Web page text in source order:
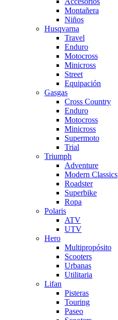
Montañera
Niños
Husqvarna
Travel
Enduro
Motocross
Minicross
Street
Equipación
Gasgas
Cross Country
Enduro
Motocross
Minicross
Supermoto
Trial
Triumph
Adventure
Modern Classics
Roadster
Superbike
Ropa
Polaris
ATV
UTV
Hero
Multipropósito
Scooters
Urbanas
Utilitaria
Lifan
Pisteras
Touring
Paseo